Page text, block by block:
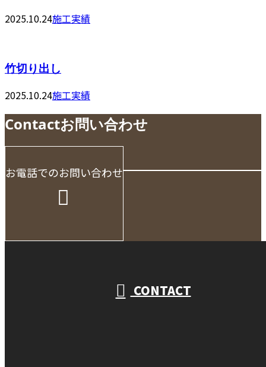
2025.10.24施工実績
竹切り出し
2025.10.24施工実績
Contactお問い合わせ
お電話でのお問い合わせ
CONTACT